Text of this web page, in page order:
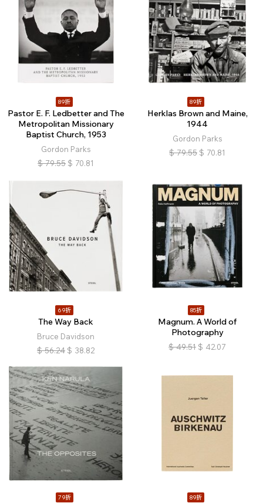
89折
Pastor E. F. Ledbetter and The
Metropolitan Missionary
Baptist Church, 1953
Gordon Parks
$ 79.55 $ 70.81
89折
Herklas Brown and Maine,
1944
Gordon Parks
$ 79.55 $ 70.81
69折
The Way Back
Bruce Davidson
$ 56.24 $ 38.82
85折
Magnum. A World of
Photography
$ 49.51 $ 42.07
79折 89折